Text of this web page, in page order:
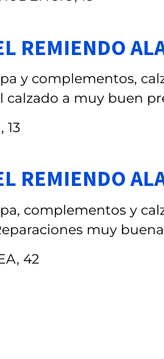
REMIENDO
y complementos,
calzado a muy buen
13
REMIENDO
complementos y
muy
42